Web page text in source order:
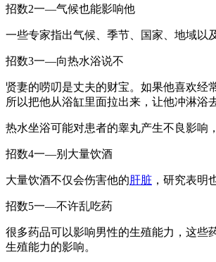
招数2一—气候也能影响他
一些专家指出气候、季节、国家、地域以
招数3一—向热水浴说不
贤妻的唠叨是丈夫的财宝。如果他喜欢经
所以把他从浴缸里面拉出来，让他冲淋浴
热水坐浴可能对患者的睾丸产生不良影响
招数4一—别大量饮酒
大量饮酒不仅会伤害他的肝脏 ，研究表明
招数5一—不许乱吃药
很多药品可以影响男性的生殖能力，这些
生殖能力的影响。